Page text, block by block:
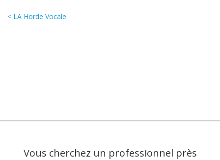
< LA Horde Vocale
Vous cherchez un professionnel près